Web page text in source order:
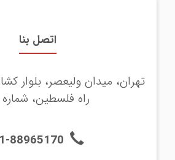
اتصل بنا
تهران، ميدان وليعصر، بلوار
راه فلسطين، شماره ۴۳
88965170